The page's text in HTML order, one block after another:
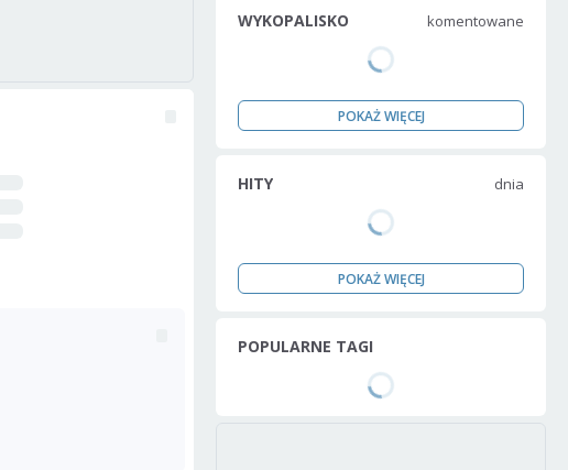
WYKOPALISKO komentowane
POKAŻ WIĘCEJ
HITY dnia
POKAŻ WIĘCEJ
POPULARNE TAGI